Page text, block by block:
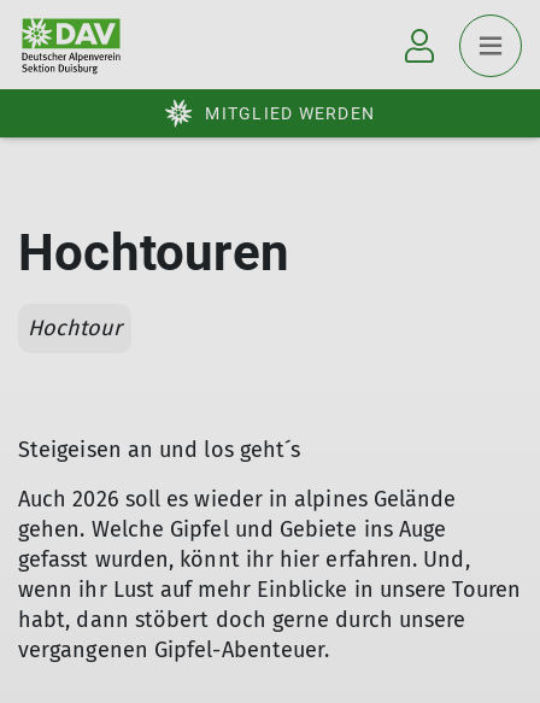
MITGLIED WERDEN
Hochtouren
Hochtour
Steigeisen an und los geht´s
Auch 2026 soll es wieder in alpines Gelände
gehen. Welche Gipfel und Gebiete ins Auge
gefasst wurden, könnt ihr hier erfahren. Und,
wenn ihr Lust auf mehr Einblicke in unsere Touren
habt, dann stöbert doch gerne durch unsere
vergangenen Gipfel-Abenteuer.